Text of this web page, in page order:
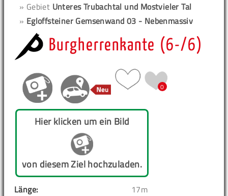
» Gebiet Unteres Trubachtal und Mostvieler Tal
» Egloffsteiner Gemsenwand 03 - Nebenmassiv
Burgherrenkante (6-/6)
0
Hier klicken um ein Bild
von diesem Ziel hochzuladen.
Länge:
17m